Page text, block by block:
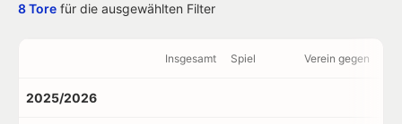
8 Tore für die ausgewählten Filter
Insgesamt Spiel Verein gegen
2025/2026